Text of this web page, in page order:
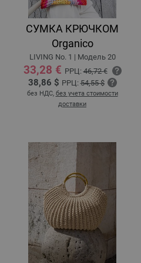
СУМКА КРЮЧКОМ
Organico
LIVING No. 1 | Модель 20
33,28 € РРЦ:46,72 €
38,86 $ РРЦ:54,55 $
без НДС, без учета стоимости
доставки